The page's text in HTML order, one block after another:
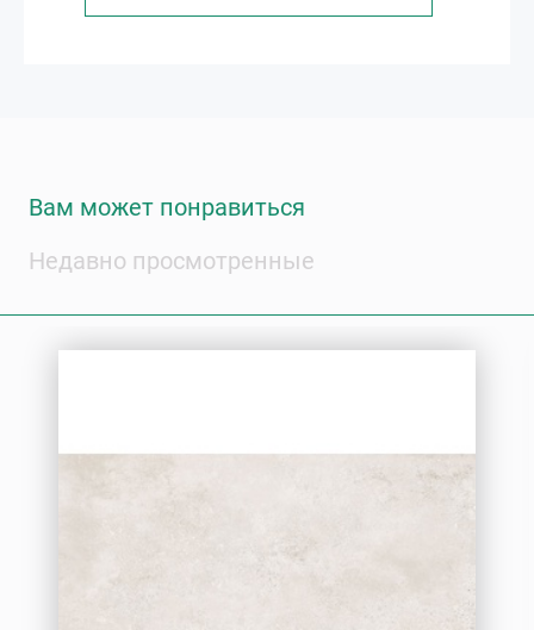
Вам может понравиться
Недавно просмотренные